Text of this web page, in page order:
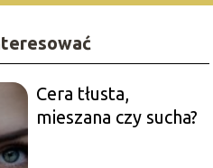
Cera tłusta,
mieszana czy sucha?